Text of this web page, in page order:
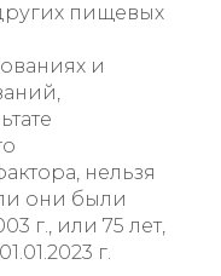
пищевых
и
нельзя
они были
г., или 75 лет,
г.